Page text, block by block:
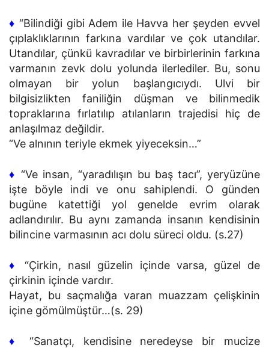
♦ “Bilindiği gibi Adem ile Havva her şeyden evvel
çıplaklıklarının farkına vardılar ve çok utandılar.
Utandılar, çünkü kavradılar ve birbirlerinin farkına
varmanın zevk dolu yolunda ilerlediler. Bu, sonu
olmayan bir yolun başlangıcıydı. Ulvi bir
bilgisizlikten faniliğin düşman ve bilinmedik
topraklarına fırlatılıp atılanların trajedisi hiç de
anlaşılmaz değildir.
“Ve alnının teriyle ekmek yiyeceksin…”
♦ “Ve insan, “yaradılışın bu baş tacı”, yeryüzüne
işte böyle indi ve onu sahiplendi. O günden
bugüne katettiği yol genelde evrim olarak
adlandırılır. Bu aynı zamanda insanın kendisinin
bilincine varmasının acı dolu süreci oldu. (s.27)
♦
“Çirkin, nasıl güzelin içinde varsa, güzel de
çirkinin içinde vardır.
Hayat, bu saçmalığa varan muazzam çelişkinin
içine gömülmüştür…(s. 29)
♦
“Sanatçı, kendisine neredeyse bir mucize